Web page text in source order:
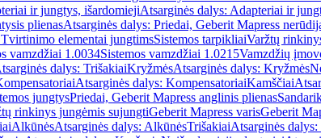
ir jungtys, išardomiejiAtsarginės dalys: Adapteriai ir
plienasAtsarginės dalys: Priedai, Geberit Mapress
elementai jungtimsSistemos tarpikliaiVaržtų
vamzdžiai 1.0034Sistemos vamzdžiai 1.0215Vamzdžių
dalys: TrišakiaiKryžmėsAtsarginės dalys: Kryžmės
Atsarginės dalys: KompensatoriaiKamščiai
jungtysPriedai, Geberit Mapress anglinis plienas
rinkinys jungėmis sujungtiGeberit Mapress varisGeberit
AlkūnėsAtsarginės dalys: AlkūnėsTrišakiaiAtsarginės